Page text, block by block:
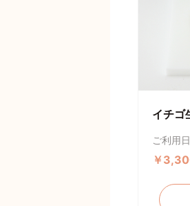
イチゴ
ご利用
￥